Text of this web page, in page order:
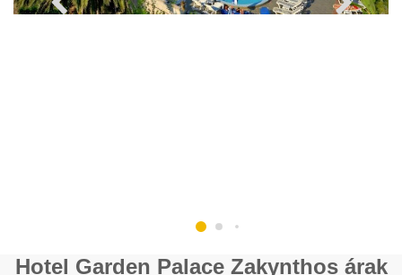
Hotel Garden Palace Zakynthos árak